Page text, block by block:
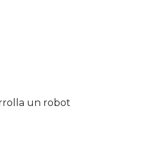
un robot